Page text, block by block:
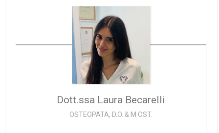
Dott.ssa Laura Becarelli
OSTEOPATA, D.O. & M.OST.